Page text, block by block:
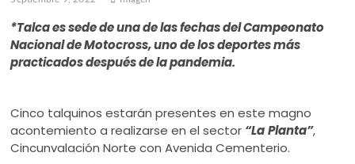
n
*Talca es sede de una de las fechas del Campeonato
Nacional de Motocross, uno de los deportes más
practicados después de la pandemia.
Cinco talquinos estarán presentes en este magno
acontemiento a realizarse en el sector “La Planta”,
Cincunvalación Norte con Avenida Cementerio.